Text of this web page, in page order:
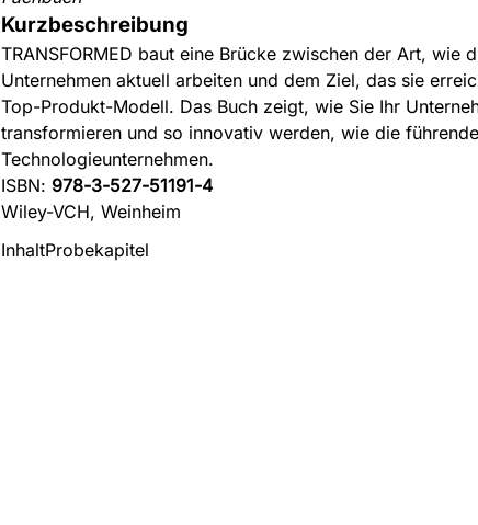
Kurzbeschreibung
TRANSFORMED baut eine Brücke zwischen der Art, wie
Unternehmen aktuell arbeiten und dem Ziel, das sie
Top-Produkt-Modell. Das Buch zeigt, wie Sie Ihr
transformieren und so innovativ werden, wie die
Technologieunternehmen.
ISBN: 978-3-527-51191-4
Wiley-VCH, Weinheim
InhaltProbekapitel